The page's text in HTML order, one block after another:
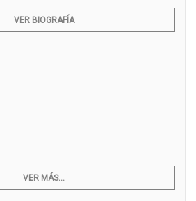
VER BIOGRAFÍA
VER MÁS...